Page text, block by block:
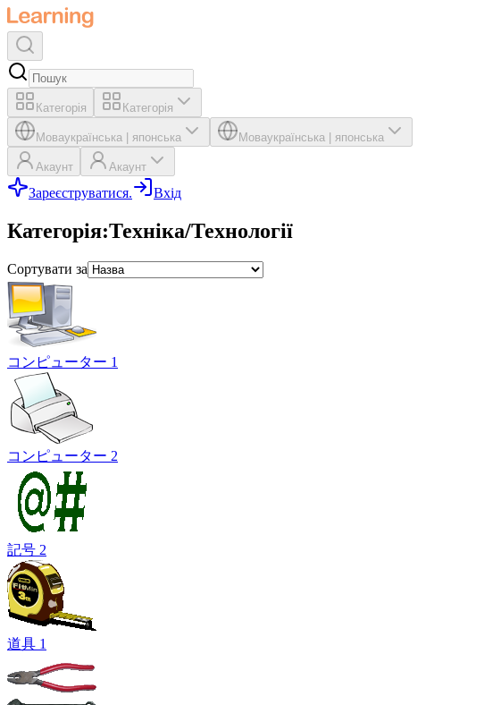
Категорія Категорія
Моваукраїнська японська Моваукраїнська японська
Акаунт Акаунт
Зареєструватися. Вхід
Категорія:Техніка/Технології
Сортувати за
コンピューター 1
コンピューター 2
記号 2
道具 1